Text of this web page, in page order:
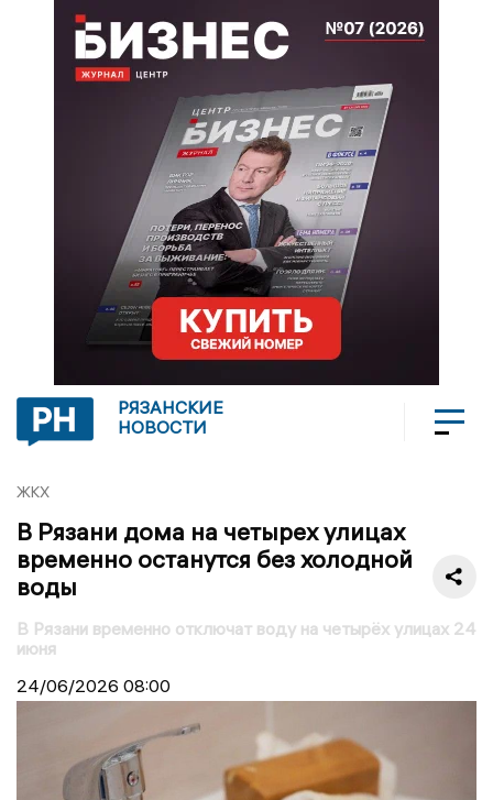
РЯЗАНСКИЕ
НОВОСТИ
ЖКХ
В Рязани дома на четырех улицах
временно останутся без холодной
воды
В Рязани временно отключат воду на четырёх улицах 24
июня
24/06/2026 08:00